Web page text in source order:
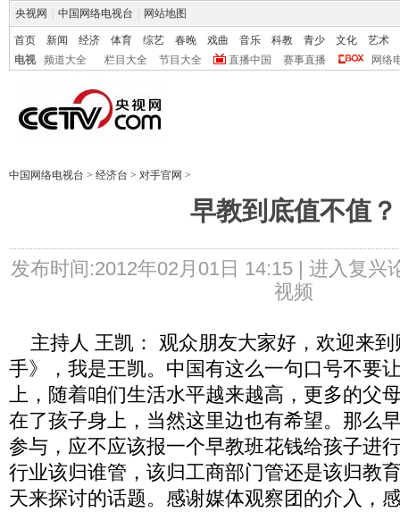
央视网 中国网络电视台 网站地图
首页 新闻 经济 体育 综艺 春晚 戏曲 音乐 科教 青少 文化
艺术
电视
频道大全 栏目大全 节目大全 直播中国 赛事直播 网络
中国网络电视台 > 经济台 > 对手官网 >
早教到底值不值？
发布时间:2012年02月01日 14:15 | 进入复兴
视频
主持人 王凯： 观众朋友大家好，欢迎来到
手》，我是王凯。中国有这么一句口号不要
上，随着咱们生活水平越来越高，更多的父
在了孩子身上，当然这里边也有希望。那么
参与，应不应该报一个早教班花钱给孩子进
行业该归谁管，该归工商部门管还是该归教
天来探讨的话题。感谢媒体观察团的介入，